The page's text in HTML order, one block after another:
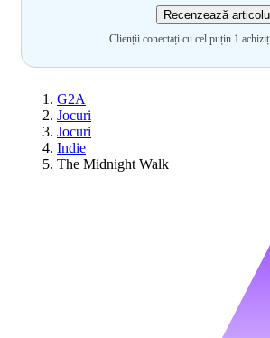
Recenzează articolul
Clienții conectați cu cel puțin 1
G2A
Jocuri
Jocuri
Indie
The Midnight Walk